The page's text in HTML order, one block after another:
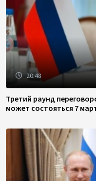
20:48
Третий раунд
может состояться 7